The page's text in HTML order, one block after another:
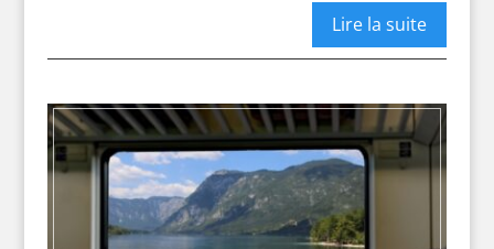
Lire la suite